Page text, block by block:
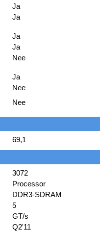
Ja
Ja
Ja
Ja
Nee
Ja
Nee
Nee
69,1
3072
Processor
DDR3-SDRAM
5
GT/s
Q2'11